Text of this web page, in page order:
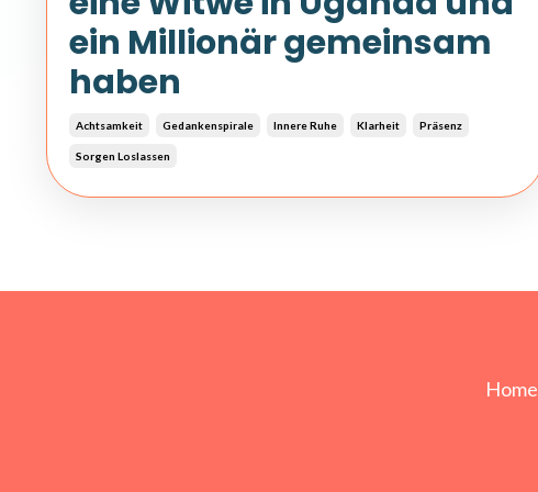
ein Millionär gemeinsam
haben
Achtsamkeit Gedankenspirale Innere Ruhe Klarheit Präsenz
Sorgen Loslassen
Home